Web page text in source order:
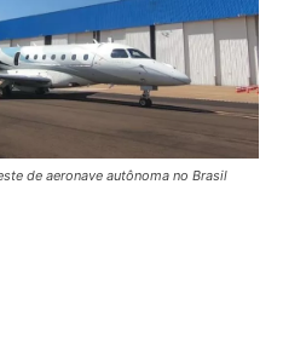
de aeronave autônoma no Brasil